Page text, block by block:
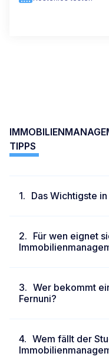
TIPPS
Das Wichtigste
Für wen eignet
Wer bekommt
Fernuni?
Wem fällt der